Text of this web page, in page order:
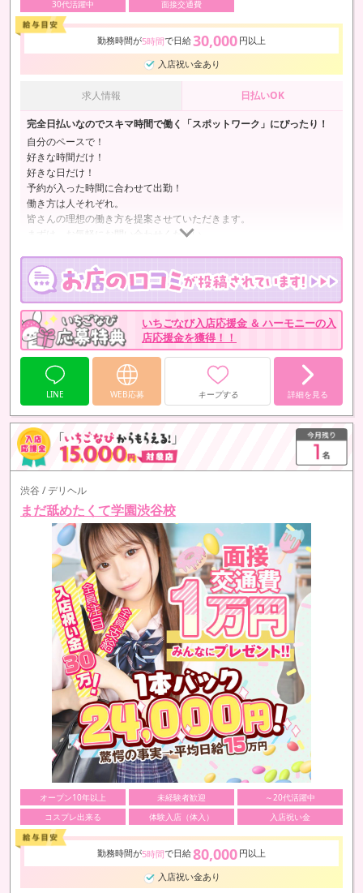
30代活躍中 面接交通費
勤務時間が5時間で日給30,000 円以上
入店祝い金あり
求人情報 日払いOK
完全日払いなのでスキマ時間で働く「スポットワーク」にぴったり！
自分のペースで！
好きな時間だけ！
好きな日だけ！
予約が入った時間に合わせて出勤！
働き方は人それぞれ。
皆さんの理想の働き方を提案させていただきます。
まずは、お気軽にお問い合わせください。
いちごなび入店応援金 ＆ ハーモニーの入
店応援金を獲得！！
LINE WEB応募 キープする 詳細を見る
渋谷 / デリヘル
まだ舐めたくて学園渋谷校
オープン10年以上 未経験者歓迎
～20代活躍中
コスプレ出来る
体験入店（体入） 入店祝い金
勤務時間が5時間で日給80,000 円以上
入店祝い金あり